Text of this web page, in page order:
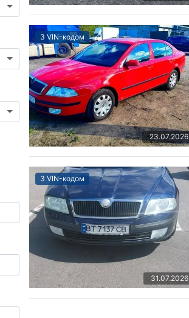
З VIN-кодом
23.07.2026
З VIN-кодом
31.07.2026